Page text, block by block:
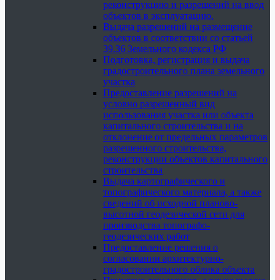
реконструкцию и разрешений на ввод
объектов в эксплуатацию.
Выдача разрешений на размещение
объектов в соответствии со статьей
39.36 Земельного кодекса РФ
Подготовка, регистрация и выдача
градостроительного плана земельного
участка
Предоставление разрешений на
условно разрешенный вид
использования участка или объекта
капитального строительства и на
отклонение от предельных параметров
разрешенного строительства,
реконструкции объектов капитального
строительства
Выдача картографического и
топографического материала, а также
сведений об исходной планово-
высотной геодезической сети для
производства топографо-
геодезических работ
Предоставление решения о
согласовании архитектурно-
градостроительного облика объекта